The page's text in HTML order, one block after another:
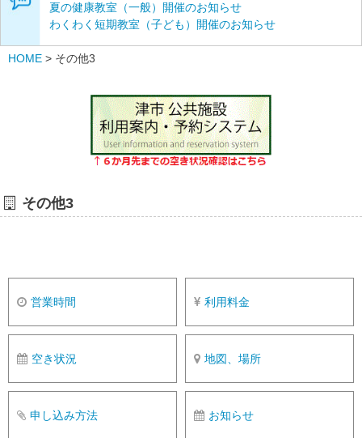
夏の健康教室（一般）開催のお知らせ
わくわく短期教室（子ども）開催のお知らせ
HOME > その他3
その他3
営業時間 利用料金
空き状況 地図、場所
申し込み方法 お知らせ